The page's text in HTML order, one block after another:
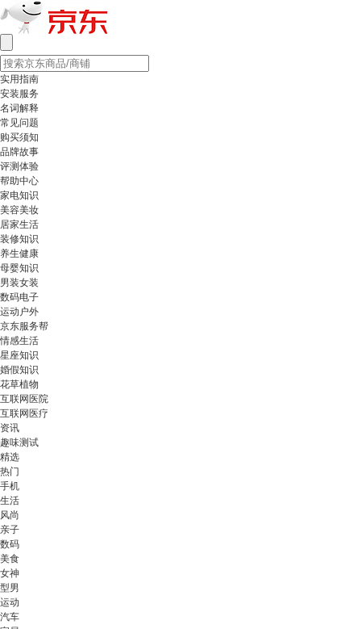
实用指南
安装服务
名词解释
常见问题
购买须知
品牌故事
评测体验
帮助中心
家电知识
美容美妆
居家生活
装修知识
养生健康
母婴知识
男装女装
数码电子
运动户外
京东服务帮
情感生活
星座知识
婚假知识
花草植物
互联网医院
互联网医疗
资讯
趣味测试
精选
热门
手机
生活
风尚
亲子
数码
美食
女神
型男
运动
汽车